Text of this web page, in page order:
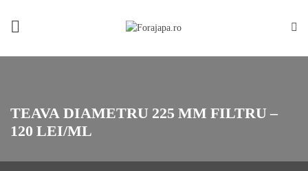
Produse
TEAVA DIAMETRU 225 MM FILTRU –
120 LEI/ML